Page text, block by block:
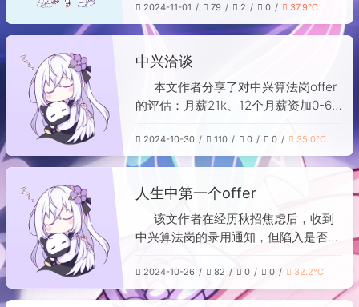
微小一步，但足以成为研究生阶段的成
果证明，让简历增色、答辩更有底气。
正热爱科研，决定放弃读博，并意识到
学术界同样存在现实纷争。带着这份清
醒的收获，作者准备告别学生时代，走
2024-11-01 79 2 0 37.9℃
中兴洽谈
本文作者分享了对中兴算法岗offer
的评估：月薪21k、12个月薪资加0-6
加班较多，虽周六可灵活选择，但预计
工作强度较大。相比互联网企业，中兴
免“35岁危机”，且部门解散后通常安排
内部转岗；相比国企，其技术平台更先
进，有利于个人能力提升。作者表示还
想，会考虑接受中兴offer（前提是职位
仍有空缺）。
2024-10-30 110 0 0 35.0℃
人生中第一个offer
该文作者在经历秋招焦虑后，收到
中兴算法岗的录用通知，但陷入是否签
为较低的“白菜价”（约18k月薪），且
需经常加班，认为工作强度与待遇不匹
2024-10-26 82 0 0 32.2℃